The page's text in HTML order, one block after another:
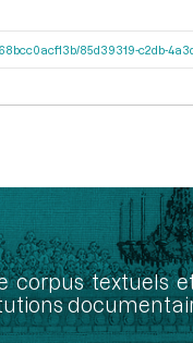
68bcc0acf13b/85d39319-c2db-
textuels